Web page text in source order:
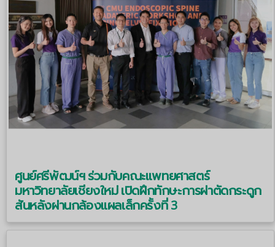
ศูนย์ศรีพัฒน์ฯ ร่วมกับคณะแพทยศาสตร์
มหาวิทยาลัยเชียงใหม่ เปิดฝึกทักษะการผ่าตัดกระดูก
สันหลังผ่านกล้องแผลเล็กครั้งที่ 3